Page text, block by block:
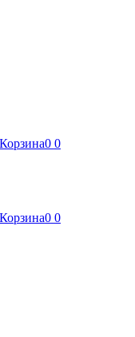
Корзина0 0
Корзина0 0